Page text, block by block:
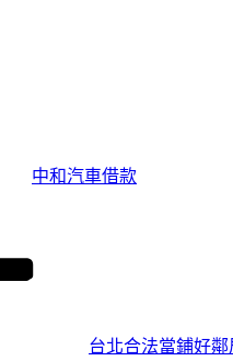
中和汽車借款
台北合法當鋪好